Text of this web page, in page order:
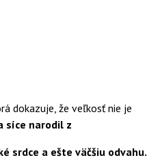
dokazuje, že veľkosť nie je
síce narodil z
srdce a ešte väčšiu odvahu.